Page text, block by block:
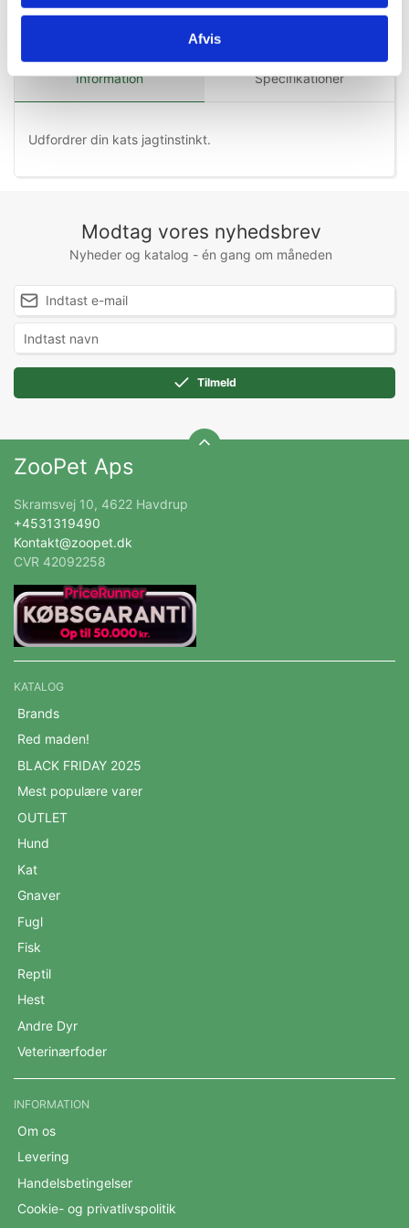
Afvis
Information Specifikationer
Udfordrer din kats jagtinstinkt.
Modtag vores nyhedsbrev
Nyheder og katalog - én gang om måneden
Tilmeld
ZooPet Aps
Skramsvej 10, 4622 Havdrup
+4531319490
Kontakt@zoopet.dk
CVR 42092258
KATALOG
Brands
Red maden!
BLACK FRIDAY 2025
Mest populære varer
OUTLET
Hund
Kat
Gnaver
Fugl
Fisk
Reptil
Hest
Andre Dyr
Veterinærfoder
INFORMATION
Om os
Levering
Handelsbetingelser
Cookie- og privatlivspolitik